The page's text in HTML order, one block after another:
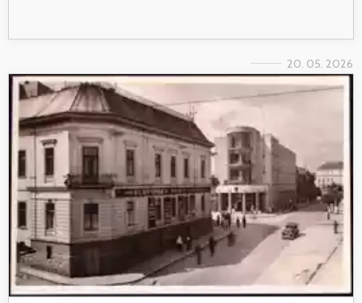
20. 05. 2026